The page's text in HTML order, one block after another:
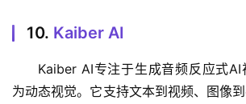
10. Kaiber AI
Kaiber AI专注于生成音频反应式
为动态视觉。它支持文本到视频、图像